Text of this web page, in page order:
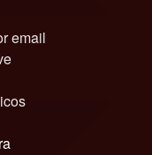
email